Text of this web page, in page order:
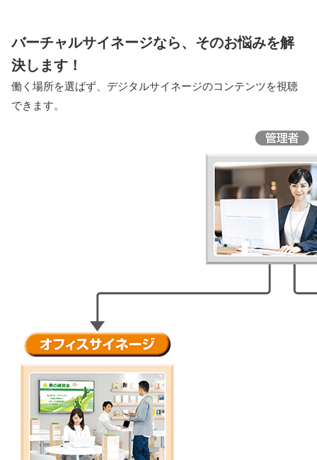
バーチャルサイネージなら、そのお悩みを解
決します！
働く場所を選ばず、デジタルサイネージのコンテンツを視聴
できます。